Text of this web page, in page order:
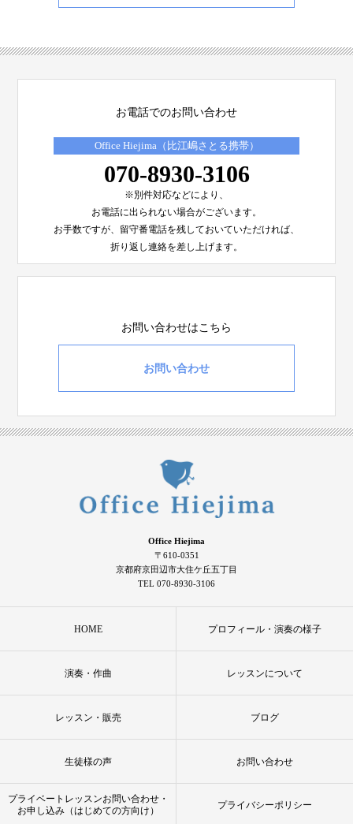
お電話でのお問い合わせ
Office Hiejima（比江嶋さとる携帯）
070-8930-3106
※別件対応などにより、
お電話に出られない場合がございます。
お手数ですが、留守番電話を残しておいていただければ、
折り返し連絡を差し上げます。
お問い合わせはこちら
お問い合わせ
Office Hiejima
〒610-0351
京都府京田辺市大住ケ丘五丁目
TEL 070-8930-3106
HOME プロフィール・演奏の様子
演奏・作曲 レッスンについて
レッスン・販売 ブログ
生徒様の声 お問い合わせ
プライベートレッスンお問い合わせ・
お申し込み（はじめての方向け）
プライバシーポリシー